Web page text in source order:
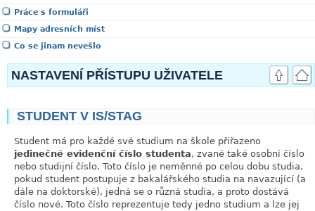
Práce s formuláři
Mapy adresních míst
Co se jinam nevešlo
NASTAVENÍ PŘÍSTUPU UŽIVATELE
STUDENT V IS/STAG
Student má pro každé své studium na škole přiřazeno
jedinečné evidenční číslo studenta, zvané také osobní číslo
nebo studijní číslo. Toto číslo je neměnné po celou dobu studia,
pokud student postupuje z bakalářského studia na navazující (a
dále na doktorské), jedná se o různá studia, a proto dostává
číslo nové. Toto číslo reprezentuje tedy jedno studium a lze jej